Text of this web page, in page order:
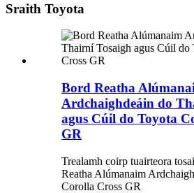
Sraith Toyota
Bord Reatha
Ardchaighdeáin do
agus Cúil do Toyota
GR
Trealamh coirp tuairteora
Reatha Alúmanaim
Corolla Cross GR